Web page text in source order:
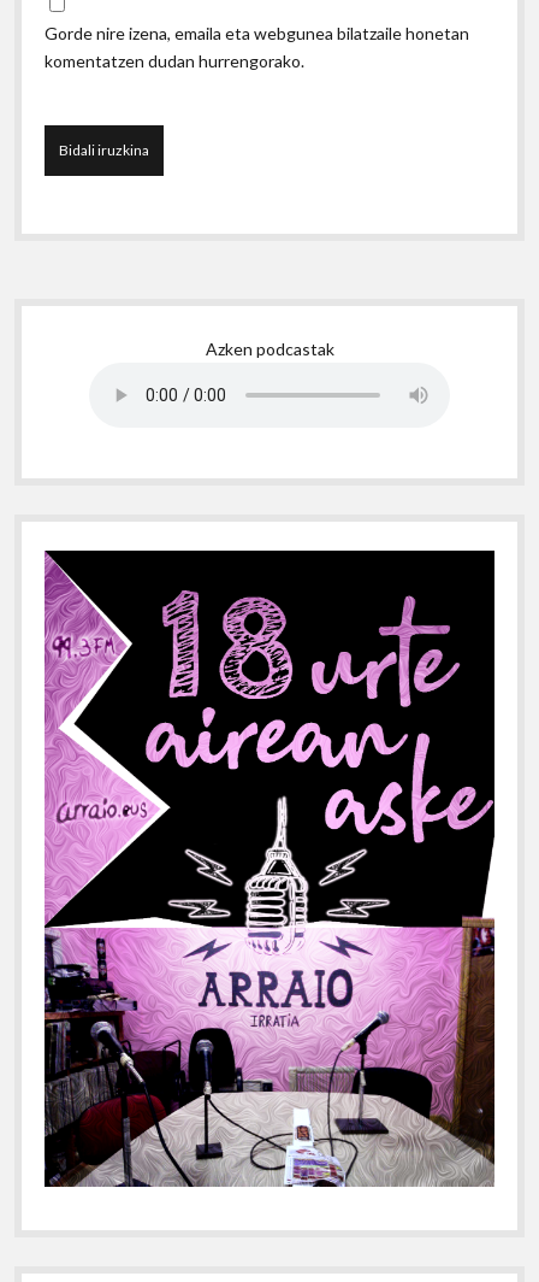
Gorde nire izena, emaila eta webgunea bilatzaile honetan
komentatzen dudan hurrengorako.
Sidebar
Azken podcastak